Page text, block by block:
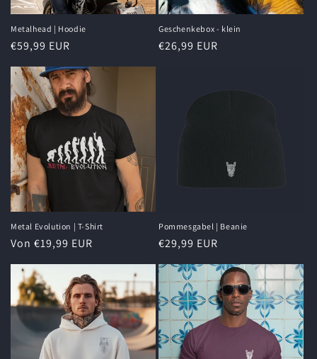
Metalhead | Hoodie
Normaler
Preis
€59,99 EUR
Geschenkebox - klein
Normaler
€26,99 EUR
Metal Evolution | T-Shirt
Normaler
Preis
Von €19,99 EUR
Pommesgabel | Beanie
Normaler
Preis
€29,99 EUR